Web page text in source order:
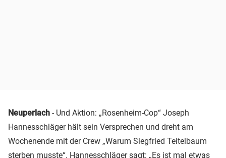
Neuperlach - Und Aktion: „Rosenheim-Cop“ Joseph
Hannesschläger hält sein Versprechen und dreht am
Wochenende mit der Crew „Warum Siegfried Teitelbaum
sterben musste“. Hannesschläger sagt: „Es ist mal etwas